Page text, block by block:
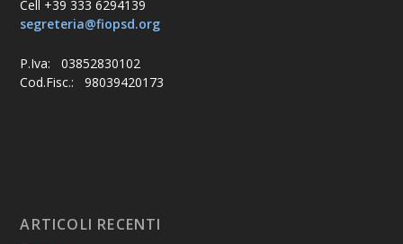
Cell +39 333 6294139
segreteria@fiopsd.org
P.Iva: 03852830102
Cod.Fisc.: 98039420173
ARTICOLI RECENTI